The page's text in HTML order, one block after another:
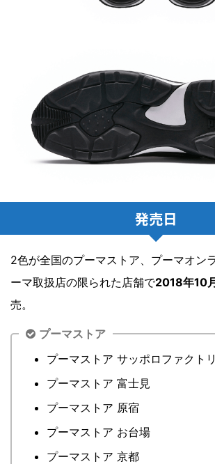
発売日
2色が全国のプーマストア、プーマオン
ーマ取扱店の限られた店舗で2018年10
売。
プーマストア
プーマストア サッポロファクト
プーマストア 富士見
プーマストア 原宿
プーマストア お台場
プーマストア 京都